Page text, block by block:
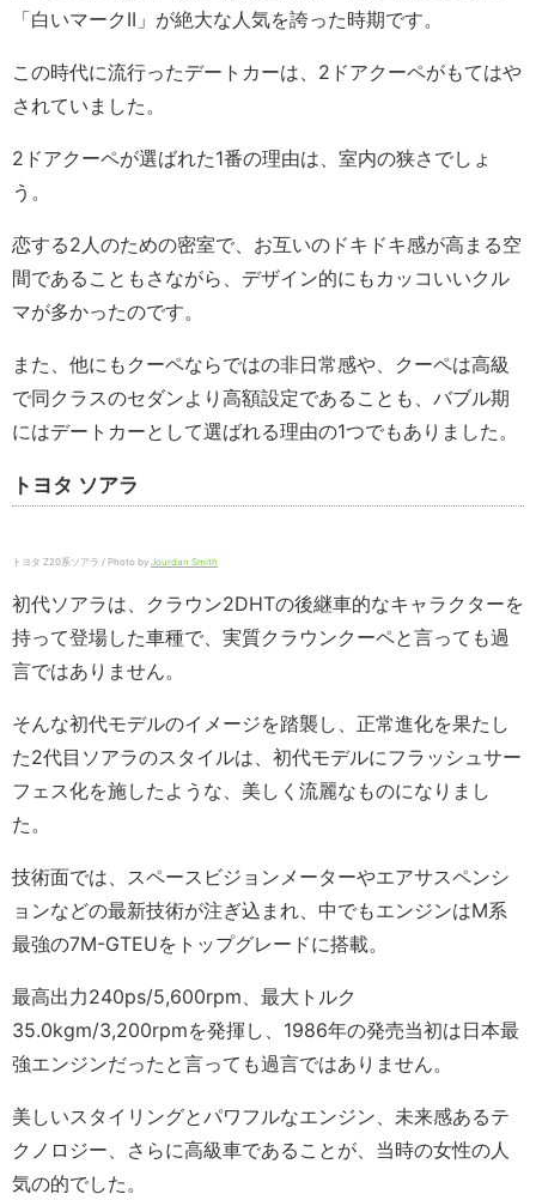
「白いマークII」が絶大な人気を誇った時期です。
この時代に流行ったデートカーは、2ドアクーペがもてはや
されていました。
2ドアクーペが選ばれた1番の理由は、室内の狭さでしょ
う。
恋する2人のための密室で、お互いのドキドキ感が高まる空
間であることもさながら、デザイン的にもカッコいいクル
マが多かったのです。
また、他にもクーペならではの非日常感や、クーペは高級
で同クラスのセダンより高額設定であることも、バブル期
にはデートカーとして選ばれる理由の1つでもありました。
トヨタ ソアラ
トヨタ Z20系ソアラ / Photo by Jourdan Smith
初代ソアラは、クラウン2DHTの後継車的なキャラクターを
持って登場した車種で、実質クラウンクーペと言っても過
言ではありません。
そんな初代モデルのイメージを踏襲し、正常進化を果たし
た2代目ソアラのスタイルは、初代モデルにフラッシュサー
フェス化を施したような、美しく流麗なものになりまし
た。
技術面では、スペースビジョンメーターやエアサスペンシ
ョンなどの最新技術が注ぎ込まれ、中でもエンジンはM系
最強の7M-GTEUをトップグレードに搭載。
最高出力240ps/5,600rpm、最大トルク
35.0kgm/3,200rpmを発揮し、1986年の発売当初は日本最
強エンジンだったと言っても過言ではありません。
美しいスタイリングとパワフルなエンジン、未来感あるテ
クノロジー、さらに高級車であることが、当時の女性の人
気の的でした。